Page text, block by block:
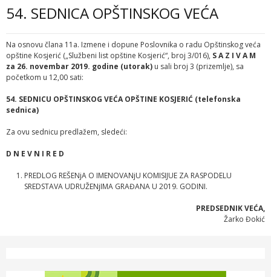
54. SEDNICA OPŠTINSKOG VEĆA
Na osnovu člana 11a. Izmene i dopune Poslovnika o radu Opštinskog veća
opštine Kosjerić („Službeni list opštine Kosjerić“, broj 3/016), S A Z I V A M
za 26. novembar 2019. godine (utorak) u sali broj 3 (prizemlje), sa
početkom u 12,00 sati:
54. SEDNICU OPŠTINSKOG VEĆA OPŠTINE KOSJERIĆ (telefonska
sednica)
Za ovu sednicu predlažem, sledeći:
D N E V N I R E D
PREDLOG REŠENjA O IMENOVANjU KOMISIJUE ZA RASPODELU
SREDSTAVA UDRUŽENjIMA GRAĐANA U 2019. GODINI.
PREDSEDNIK VEĆA,
Žarko Đokić